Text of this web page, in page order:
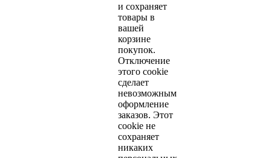
и сохраняет
товары в
вашей
корзине
покупок.
Отключение
этого cookie
сделает
невозможным
оформление
заказов. Этот
cookie не
сохраняет
никаких